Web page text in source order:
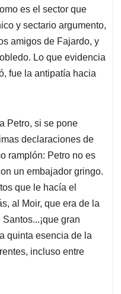
es el sector que
y sectario argumento,
amigos de Fajardo, y
Lo que evidencia
fue la antipatía hacia
Petro, si se pone
declaraciones de
ramplón: Petro no es
un embajador gringo.
que le hacía el
al Moir, que era de la
gran
quinta esencia de la
incluso entre